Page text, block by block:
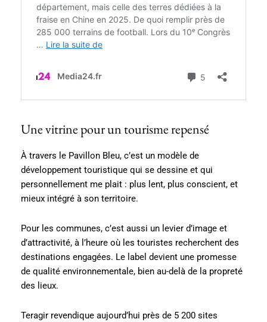
Une vitrine pour un tourisme repensé
À travers le Pavillon Bleu, c’est un modèle de
développement touristique qui se dessine et qui
personnellement me plait : plus lent, plus conscient, et
mieux intégré à son territoire.
Pour les communes, c’est aussi un levier d’image et
d’attractivité, à l’heure où les touristes recherchent des
destinations engagées. Le label devient une promesse
de qualité environnementale, bien au-delà de la propreté
des lieux.
Teragir revendique aujourd’hui près de 5 200 sites